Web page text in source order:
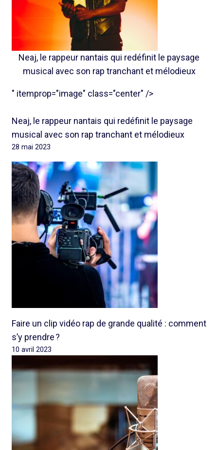
Neaj, le rappeur nantais qui redéfinit le paysage
musical avec son rap tranchant et mélodieux
" itemprop="image" class="center" />
Neaj, le rappeur nantais qui redéfinit le paysage
musical avec son rap tranchant et mélodieux
28 mai 2023
Faire un clip vidéo rap de grande qualité : comment
s’y prendre ?
10 avril 2023